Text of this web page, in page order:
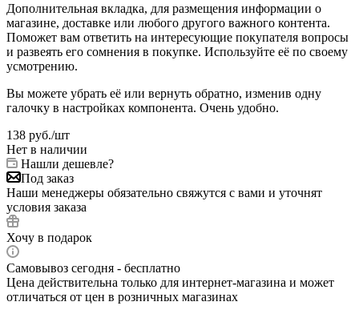
Дополнительная вкладка, для размещения информации о
магазине, доставке или любого другого важного контента.
Поможет вам ответить на интересующие покупателя вопросы
и развеять его сомнения в покупке. Используйте её по своему
усмотрению.
Вы можете убрать её или вернуть обратно, изменив одну
галочку в настройках компонента. Очень удобно.
138 руб./шт
Нет в наличии
Нашли дешевле?
Под заказ
Наши менеджеры обязательно свяжутся с вами и уточнят
условия заказа
Хочу в подарок
Самовывоз сегодня - бесплатно
Цена действительна только для интернет-магазина и может
отличаться от цен в розничных магазинах